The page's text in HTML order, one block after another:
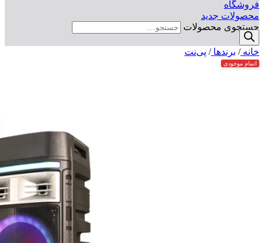
فروشگاه
محصولات جدید
جستجوی محصولات
خانه/ برندها/ پی‌نت
اتمام موجودی